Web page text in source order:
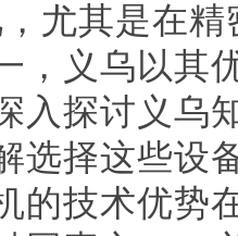
尤其是在
，义乌以其
入探讨义乌
选择这些设
的技术优势